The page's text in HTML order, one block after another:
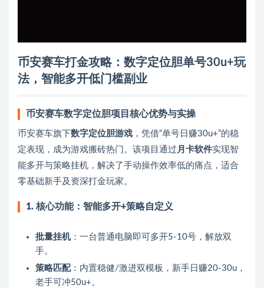
币安赛车打金攻略：数字定位胆单号30u+玩
法，智能多开低门槛副业
币安赛车数字定位胆项目核心优势与实操
币安赛车旗下数字定位胆游戏 ，凭借“单号日赚30u+”的稳
定表现，成为游戏搬砖热门。该项目通过 月卡软件实现智
能多开与策略挂机，解决了手动操作效率低的痛点，适合
零基础新手及资深打金玩家。
1. 核心功能：智能多开+策略自定义
批量挂机：一台普通电脑即可多开5-10号，解放双
手。
策略匹配：内置稳健/激进双模板，新手日赚20-30u，
老手可冲50u+。